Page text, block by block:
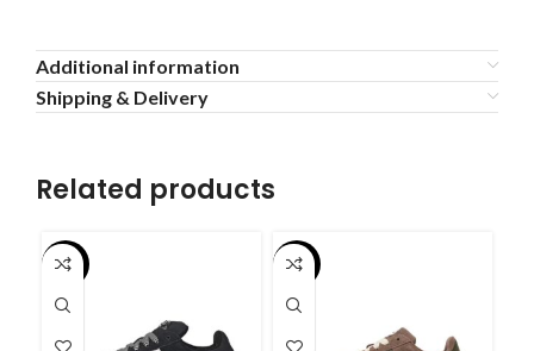
Additional information
Shipping & Delivery
Related products
-55% -55%